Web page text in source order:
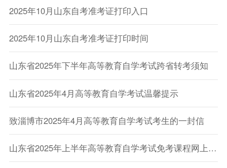
2025年10月山东自考准考证打印入口
2025年10月山东自考准考证打印时间
山东省2025年下半年高等教育自学考试跨省转考须知
山东省2025年4月高等教育自学考试温馨提示
致淄博市2025年4月高等教育自学考试考生的一封信
山东省2025年上半年高等教育自学考试免考课程网上申请考生须知